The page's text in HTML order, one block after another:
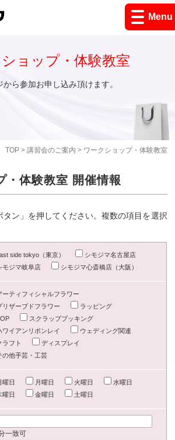
Menu
TOP> 講習会のご案内 > ワークショップ・体験教室
ョップ・体験教室
から参加お申し込み頂けます。
・体験教室 開催情報
ン」を押してください。複数の項目を選択
side tokyo（東京）
シモジマ名古屋店
モジマ岐阜店
シモジマ心斎橋店（大阪）
ーティフィシャルフラワー
リザーブドフラワー
ラッピング
スクラップブッキング
ワイアンリボンレイ
ウェディング関連
ラフト
ディスプレイ
の他手芸・工芸
曜日 月曜日 火曜日
水曜日
曜日
金曜日 土曜日
一致可